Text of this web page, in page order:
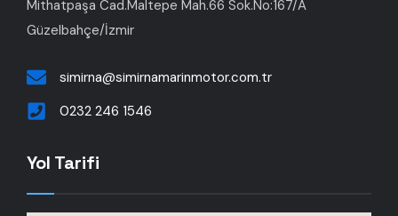
Mithatpaşa Cad.Maltepe Mah.66 Sok.No:167/A
Güzelbahçe/İzmir
simirna@simirnamarinmotor.com.tr
0232 246 1546
Yol Tarifi